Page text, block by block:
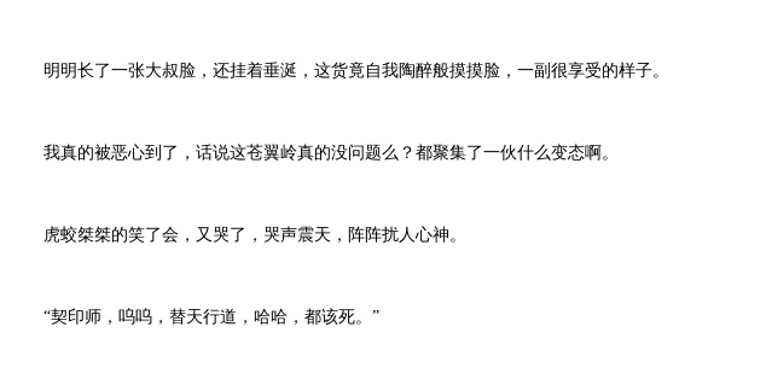
明明长了一张大叔脸，还挂着垂涎，这货竟自我陶醉般摸摸脸，一副很享受的样子。
我真的被恶心到了，话说这苍翼岭真的没问题么？都聚集了一伙什么变态啊。
虎蛟桀桀的笑了会，又哭了，哭声震天，阵阵扰人心神。
“契印师，呜呜，替天行道，哈哈，都该死。”